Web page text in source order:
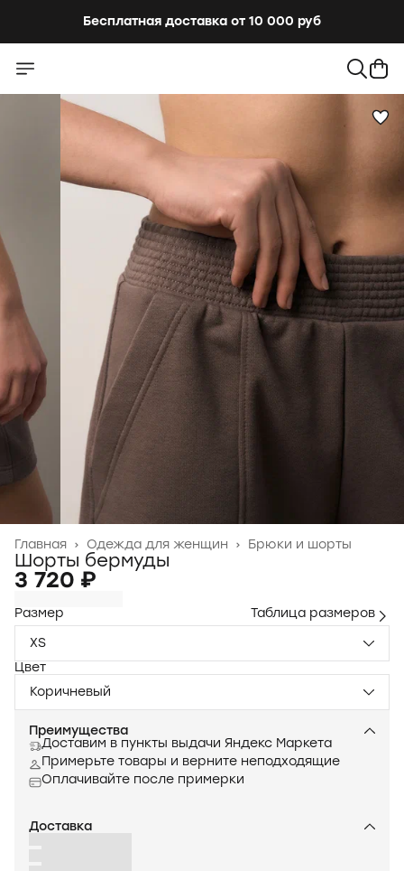
Бесплатная доставка от 10 000 руб
Брюки и шорты
Одежда для женщин ›
Главная ›
Шорты бермуды
3 720 ₽
Размер
Таблица размеров
XS
Цвет
Коричневый
Преимущества
Доставим в пункты выдачи Яндекс Маркета
Примерьте товары и верните неподходящие
Оплачивайте после примерки
Доставка